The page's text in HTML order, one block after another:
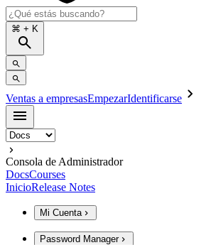
⌘ + K
Ventas a empresasEmpezarIdentificarse
Consola de Administrador
DocsCourses
InicioRelease Notes
Mi Cuenta
Password Manager